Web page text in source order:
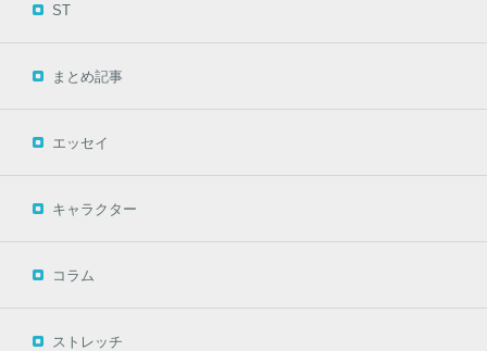
ST
まとめ記事
エッセイ
キャラクター
コラム
ストレッチ